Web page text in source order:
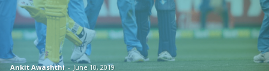
Ankit Awashthi - June 10, 2019